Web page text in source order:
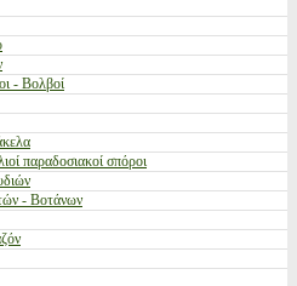
- Βολβοί
παραδοσιακοί σπόροι
- Βοτάνων